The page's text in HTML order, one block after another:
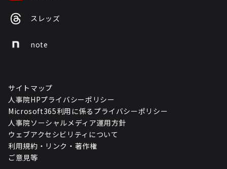
スレッズ
note
サイトマップ
人事院HPプライバシーポリシー
Microsoft365利用に係るプライバシーポリシー
人事院ソーシャルメディア運用方針
ウェブアクセシビリティについて
利用規約・リンク・著作権
ご意見等